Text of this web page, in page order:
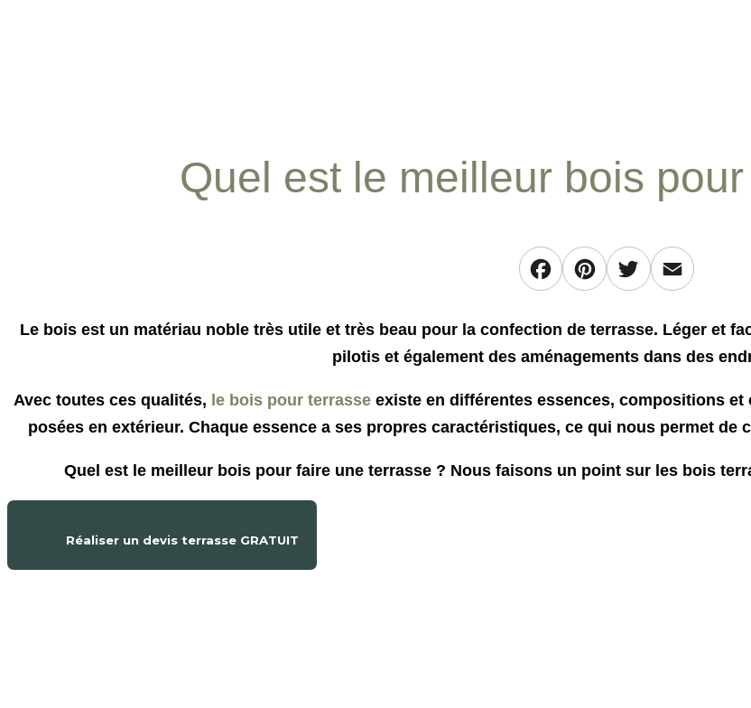
Quel est le meilleur bois
FacebookPinterestTwitter
Le bois est un matériau noble très utile et très beau pour la confection de terrasse. Léger et
pilotis et également des aménagements dans des
Avec toutes ces qualités, le bois pour terrasse existe en différentes essences, compositions
posées en extérieur. Chaque essence a ses propres caractéristiques, ce qui nous permet de
Quel est le meilleur bois pour faire une terrasse ? Nous faisons un point sur les bois
Réaliser un devis terrasse GRATUIT